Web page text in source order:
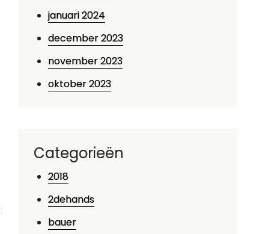
januari 2024
december 2023
november 2023
oktober 2023
Categorieën
2018
2dehands
bauer